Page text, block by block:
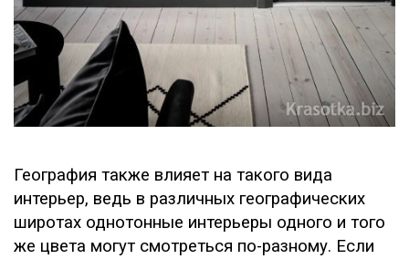
География также влияет на такого вида
интерьер, ведь в различных географических
широтах однотонные интерьеры одного и того
же цвета могут смотреться по-разному. Если